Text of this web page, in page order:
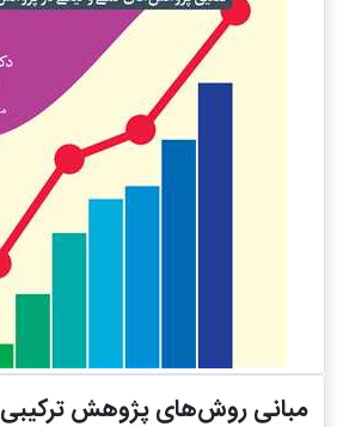
مبانی روش‌های پژوهش ترکیبی